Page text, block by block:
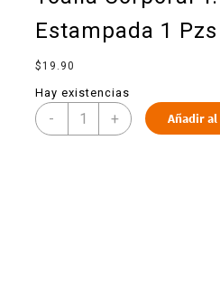
Estampada 1 Pzs
$ 19.90
Hay existencias
- + Añadir